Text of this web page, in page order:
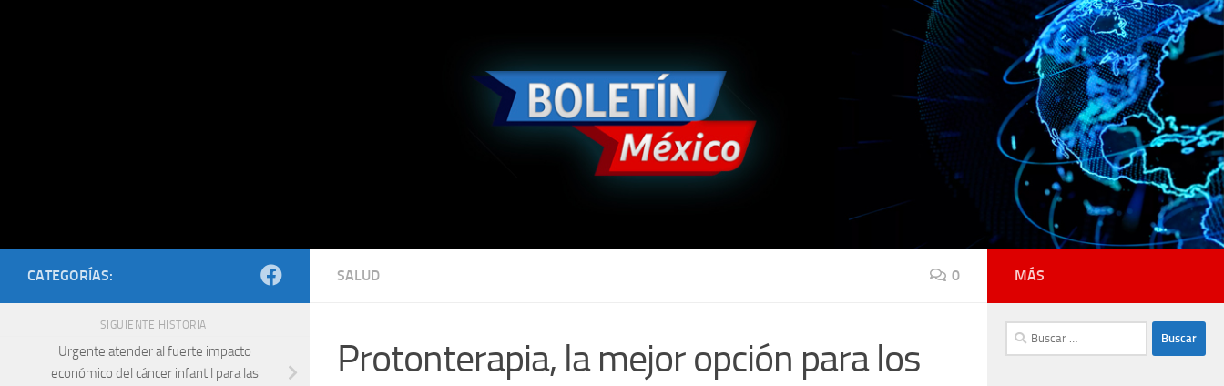
SALUD 0
Protonterapia, la mejor opción para los
CATEGORÍAS:
SIGUIENTE HISTORIA
Urgente atender al fuerte impacto
económico del cáncer infantil para las
MÁS
Buscar: